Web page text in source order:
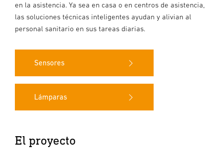
en la asistencia. Ya sea en casa o en centros de asistencia,
las soluciones técnicas inteligentes ayudan y alivian al
personal sanitario en sus tareas diarias.
Sensores
Lámparas
El proyecto